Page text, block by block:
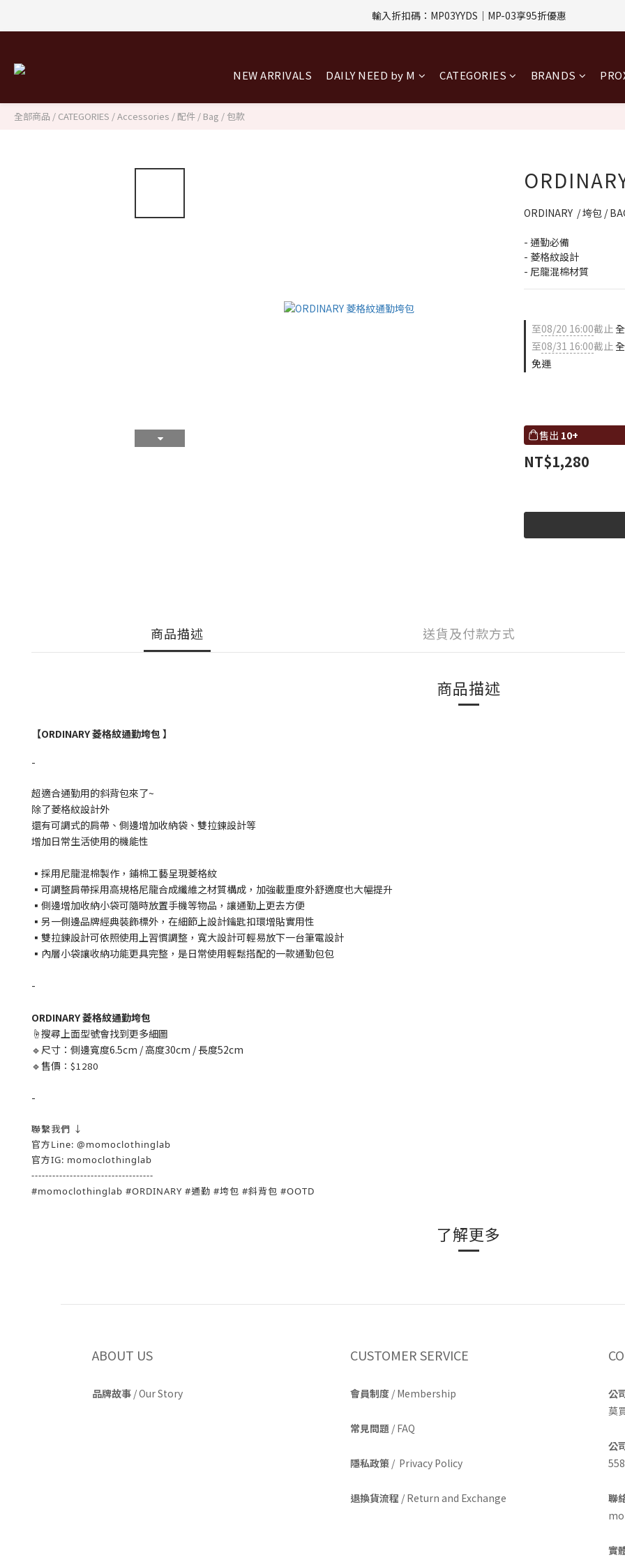
評價回饋｜訂單完成後7天內填寫5字以上評價，即可獲得$30購物金
輸入折扣碼：MP03YYDS｜MP-03享95折優惠
評價回饋｜訂單完成後7天內填寫5字以上評價，即可獲得$30購物金
NEW ARRIVALS DAILY NEED by M CATEGORIES BRANDS
全部商品 / CATEGORIES /Accessories / 配件 / Bag / 包款
ORDINARY  / 垮包 /
- 通勤必備
- 菱格紋設計
- 尼龍混棉材質
至08/20 16:00截止
至08/31 16:00截止
免運
售出 10+
NT$1,280
商品描述 送貨及付款方式
商品描述
【ORDINARY 菱格紋通勤垮包 】
-
超適合通勤用的斜背包來了~
除了菱格紋設計外
還有可調式的肩帶、側邊增加收納袋、雙拉鍊設計等
增加日常生活使用的機能性
▪採用尼龍混棉製作，鋪棉工藝呈現菱格紋
▪可調整肩帶採用高規格尼龍合成纖維之材質構成，加強載重度外舒適度也大幅提升
▪側邊增加收納小袋可隨時放置手機等物品，讓通勤上更去方便
▪另一側邊品牌經典裝飾標外，在細節上設計鑰匙扣環增貼實用性
▪雙拉鍊設計可依照使用上習慣調整，寬大設計可輕易放下一台筆電設計
▪內層小袋讓收納功能更具完整，是日常使用輕鬆搭配的一款通勤包包
-
ORDINARY 菱格紋通勤垮包
☝️搜尋上面型號會找到更多細圖
🔹尺寸：側邊寬度6.5cm / 高度30cm / 長度52cm
🔹售價 ：$1280
-
聯繫我們 ↓
官方Line: @momoclothinglab
官方IG: momoclothinglab
-----------------------------------
#momoclothinglab #ORDINARY #通勤 #垮包 #斜背包 #OOTD
了解更多
ABOUT US
品牌故事 /Our Story
CUSTOMER SERVICE
會員制度 / Membership
常見問題 / FAQ
隱私政策 / Privacy Policy
退換貨流程 / Return and Exchange
公
莫
公
聯
實